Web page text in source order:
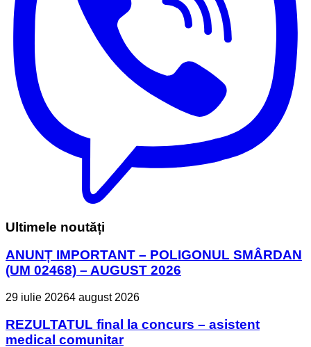
Ultimele noutăți
ANUNȚ IMPORTANT – POLIGONUL SMÂRDAN
(UM 02468) – AUGUST 2026
29 iulie 20264 august 2026
REZULTATUL final la concurs – asistent
medical comunitar